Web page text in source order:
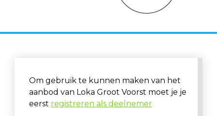
Om gebruik te kunnen maken van het
aanbod van Loka Groot Voorst moet je je
eerst registreren als deelnemer